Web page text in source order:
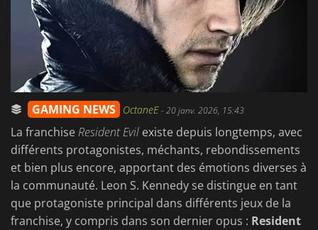
GAMING NEWS OctaneE-20 janv. 2026, 15:43
La franchiseResident Evil existe depuis longtemps, avec
différents protagonistes, méchants, rebondissements
et bien plus encore, apportant des émotions diverses à
la communauté. Leon S. Kennedy se distingue en tant
que protagoniste principal dans différents jeux de la
franchise, y compris dans son dernier opus : Resident